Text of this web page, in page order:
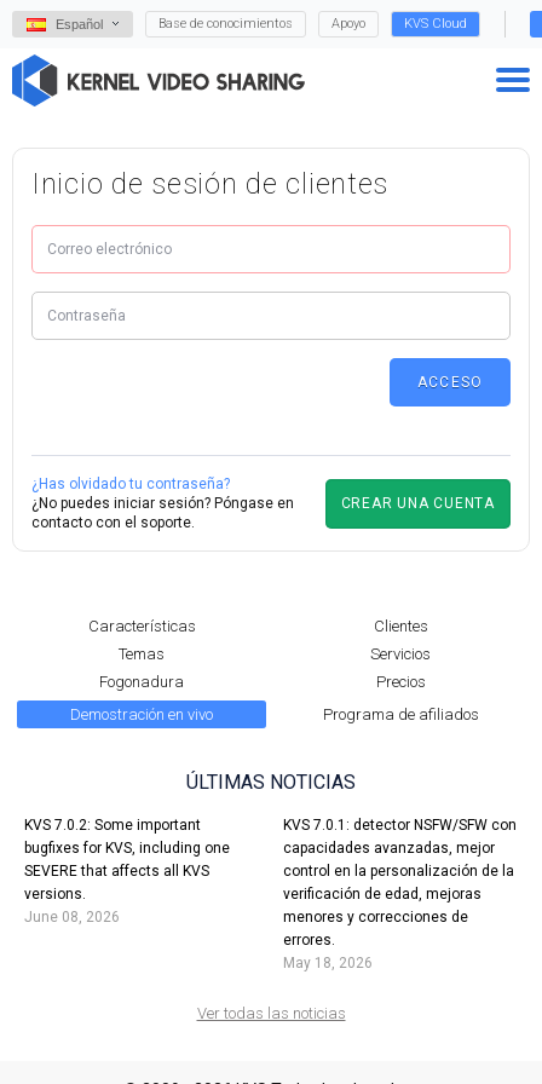
Español Base de conocimientos Apoyo KVS Cloud
Inicio de sesión de clientes
¿Has olvidado tu contraseña?
¿No puedes iniciar sesión? Póngase en
contacto con el soporte.
CREAR UNA CUENTA
Características
Clientes
Temas
Servicios
Fogonadura
Precios
Demostración en vivo
Programa de afiliados
ÚLTIMAS NOTICIAS
KVS 7.0.2: Some important
bugfixes for KVS, including one
SEVERE that affects all KVS
versions.
June 08, 2026
KVS 7.0.1: detector NSFW/SFW con
capacidades avanzadas, mejor
control en la personalización de la
verificación de edad, mejoras
menores y correcciones de
errores.
May 18, 2026
Ver todas las noticias